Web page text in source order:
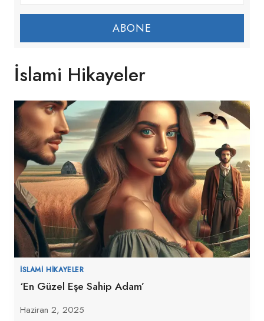
ABONE
İslami Hikayeler
İSLAMI HIKAYELER
‘En Güzel Eşe Sahip Adam’
Haziran 2, 2025